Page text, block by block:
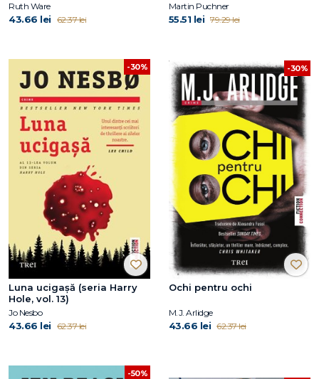
Ruth Ware
43.66 lei 62.37 lei
Martin Puchner
55.51 lei 79.29 lei
-30%
Luna ucigașă (seria Harry
Hole, vol. 13)
Jo Nesbo
43.66 lei 62.37 lei
-30%
Ochi pentru ochi
M.J. Arlidge
43.66 lei 62.37 lei
-50%